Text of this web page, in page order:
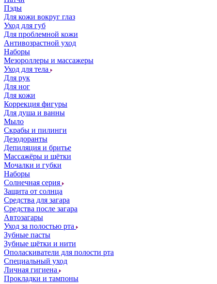
Пэды
Для кожи вокруг глаз
Уход для губ
Для проблемной кожи
Антивозрастной уход
Наборы
Мезороллеры и массажеры
Уход для тела
Для рук
Для ног
Для кожи
Коррекция фигуры
Для душа и ванны
Мыло
Скрабы и пилинги
Дезодоранты
Депиляция и бритье
Массажёры и щётки
Мочалки и губки
Наборы
Солнечная серия
Защита от солнца
Средства для загара
Средства после загара
Автозагары
Уход за полостью рта
Зубные пасты
Зубные щётки и нити
Ополаскиватели для полости рта
Специальный уход
Личная гигиена
Прокладки и тампоны